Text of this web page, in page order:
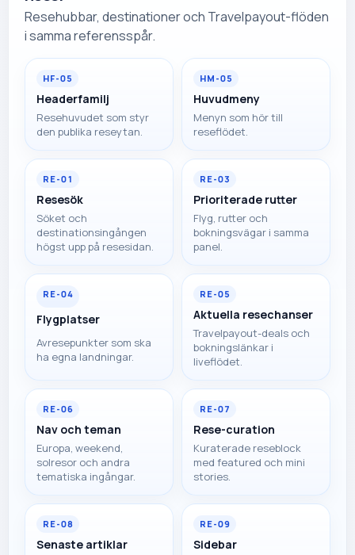
Resehubbar, destinationer och Travelpayout-flöden
i samma referensspår.
HF-05
Headerfamilj
Resehuvudet som styr
den publika reseytan.
HM-05
Huvudmeny
Menyn som hör till
reseflödet.
RE-01
Resesök
Söket och
destinationsingången
högst upp på resesidan.
RE-03
Prioriterade rutter
Flyg, rutter och
bokningsvägar i samma
panel.
RE-04
Flygplatser
Avresepunkter som ska
ha egna landningar.
RE-05
Aktuella resechanser
Travelpayout-deals och
bokningslänkar i
liveflödet.
RE-06
Nav och teman
Europa, weekend,
solresor och andra
tematiska ingångar.
RE-07
Rese-curation
Kuraterade reseblock
med featured och mini
stories.
RE-08
Senaste artiklar
RE-09
Sidebar